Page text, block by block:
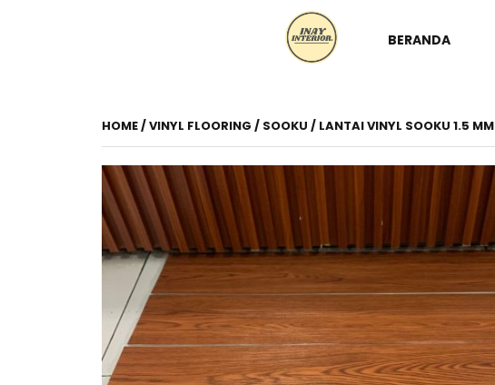
BERANDA
HOME/VINYL FLOORING / SOOKU / LANTAI VINYL SOOKU 1.5 MM